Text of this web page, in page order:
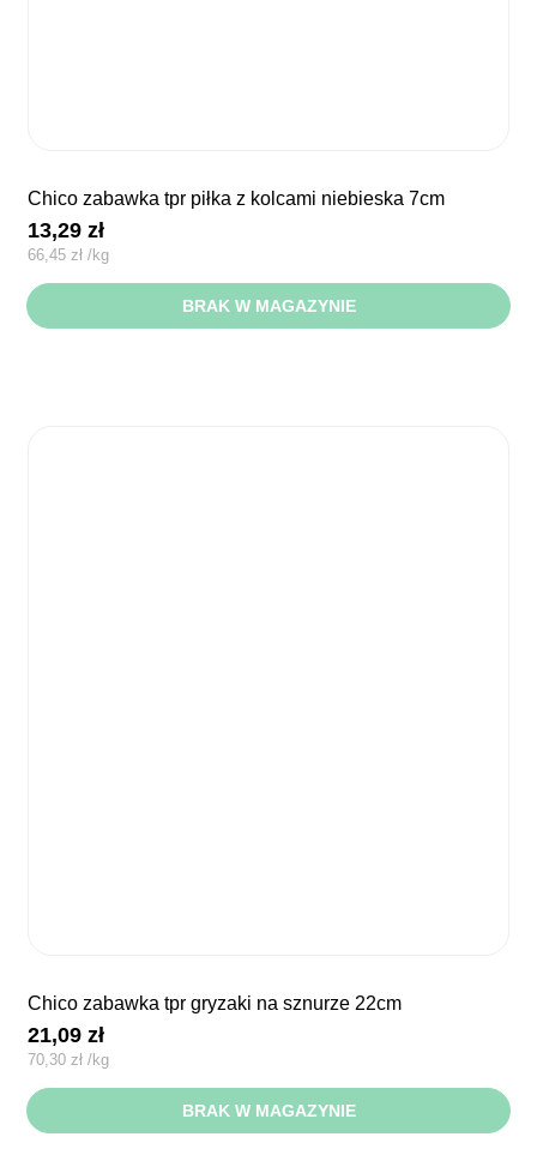
chico zabawka tpr piłka z kolcami niebieska 7cm
13,29zł
66,45zł /kg
BRAK W MAGAZYNIE
chico zabawka tpr gryzaki na sznurze 22cm
21,09zł
70,30 zł /kg
BRAK W MAGAZYNIE